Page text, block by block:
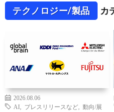
テクノロジー/製品 カ
2026.08.06
AI
プレスリリースなど
動向/展